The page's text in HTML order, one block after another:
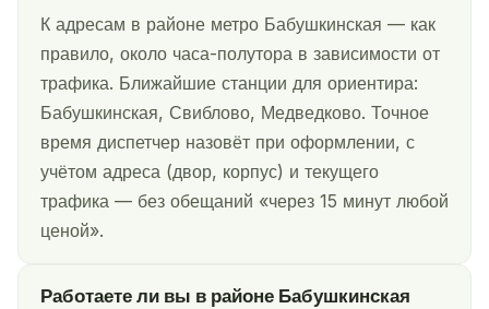
К адресам в районе метро Бабушкинская — как
правило, около часа-полутора в зависимости от
трафика. Ближайшие станции для ориентира:
Бабушкинская, Свиблово, Медведково. Точное
время диспетчер назовёт при оформлении, с
учётом адреса (двор, корпус) и текущего
трафика — без обещаний «через 15 минут любой
ценой».
Работаете ли вы в районе Бабушкинская